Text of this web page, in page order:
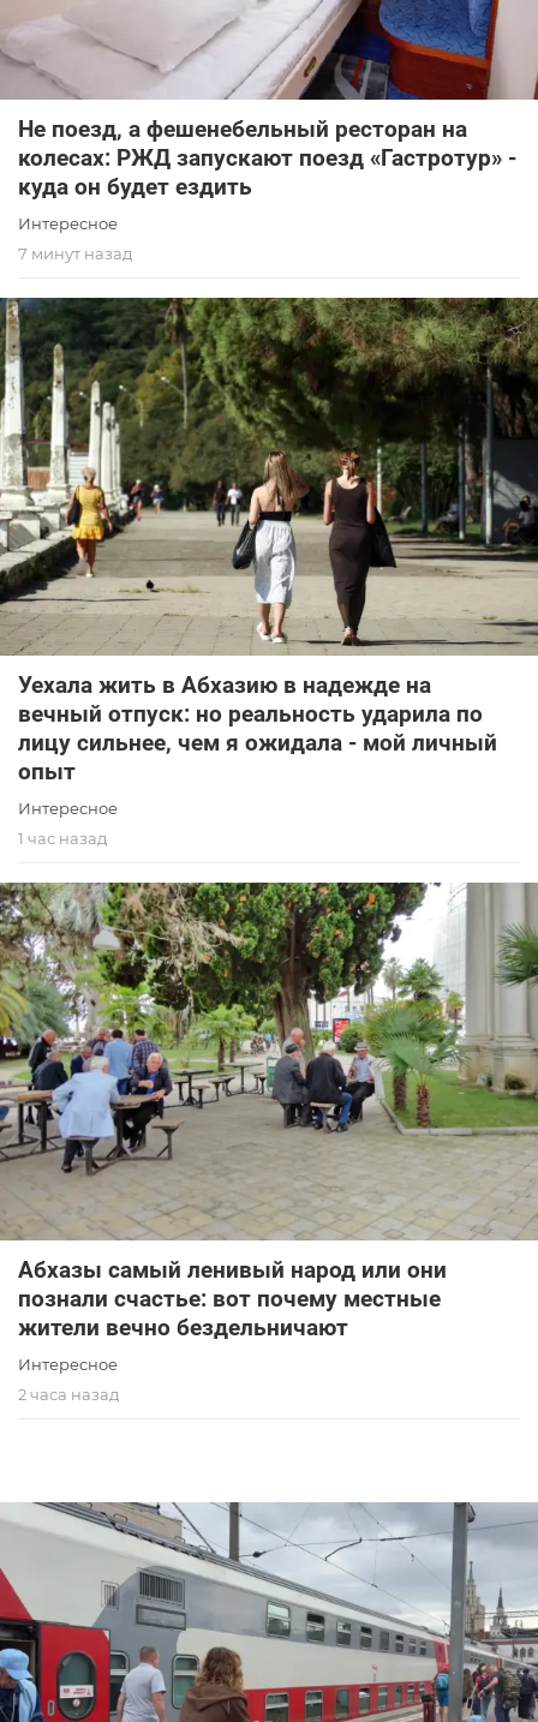
Не поезд, а фешенебельный ресторан на
колесах: РЖД запускают поезд «Гастротур» -
куда он будет ездить
Интересное
7 минут назад
Уехала жить в Абхазию в надежде на
вечный отпуск: но реальность ударила по
лицу сильнее, чем я ожидала - мой личный
опыт
Интересное
1 час назад
Абхазы самый ленивый народ или они
познали счастье: вот почему местные
жители вечно бездельничают
Интересное
2 часа назад